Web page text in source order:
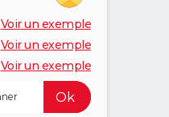
Voir un exemple
Voir un exemple
Voir un exemple